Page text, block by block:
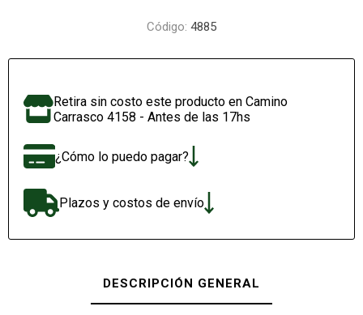
Código: 4885
Retira sin costo este producto en Camino
Carrasco 4158 - Antes de las 17hs
¿Cómo lo puedo pagar?
Plazos y costos de envío
DESCRIPCIÓN GENERAL